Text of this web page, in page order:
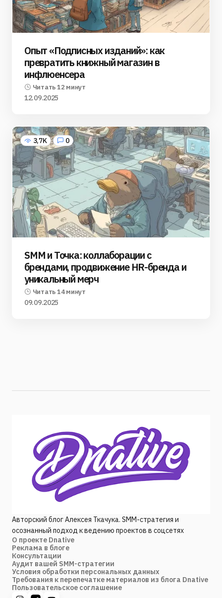
Опыт «Подписных изданий»: как
превратить книжный магазин в
инфлюенсера
Читать 12 минут
12.09.2025
3,7K 0
SMM и Точка: коллаборации с
брендами, продвижение HR-бренда и
уникальный мерч
Читать 14 минут
09.09.2025
Авторский блог Алексея Ткачука. SMM-стратегия и
осознанный подход к ведению проектов в соцсетях
О проекте Dnative
Реклама в блоге
Консультации
Аудит вашей SMM-стратегии
Условия обработки персональных данных
Требования к перепечатке материалов из блога Dnative
Пользовательское соглашение